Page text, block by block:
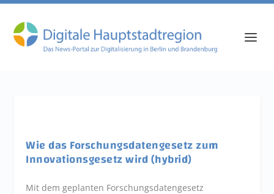
Wie das Forschungsdatengesetz zum
Innovationsgesetz wird (hybrid)
Mit dem geplanten Forschungsdatengesetz